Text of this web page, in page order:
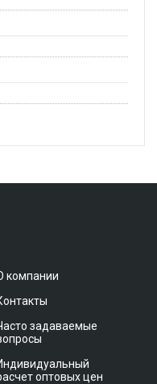
компании
задаваемые
оптовых цен